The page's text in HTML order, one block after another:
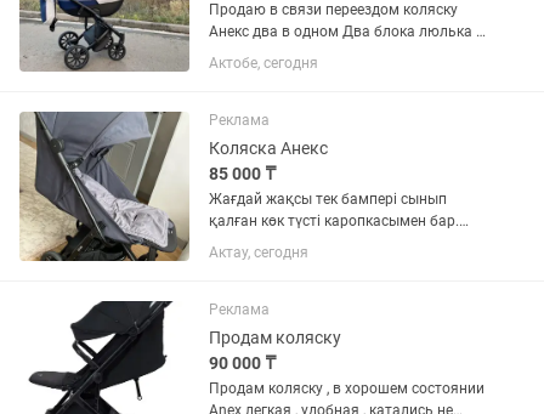
Продаю в связи переездом коляску
Анекс два в одном Два блока люлька и
прогулочная В комплекте есть рюкзак
и дождевики В подарок отдам
Актобе, сегодня
Реклама
Коляска Анекс
85 000 ₸
Жағдай жақсы тек бампері сынып
қалған көк түсті каропкасымен бар.
180 мыңға алғанбыз кезінде.
Актау, сегодня
Реклама
Продам коляску
90 000 ₸
Продам коляску , в хорошем состоянии
Anex легкая , удобная , катались не